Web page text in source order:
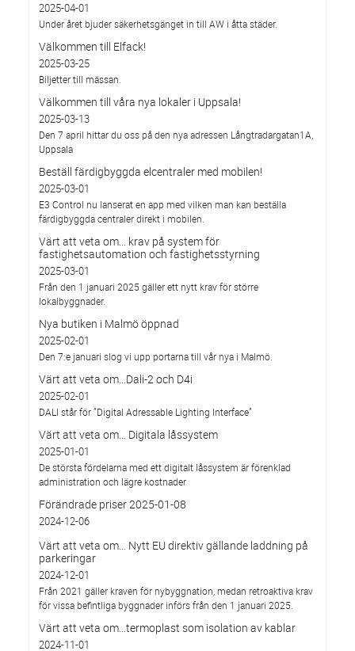
2025-04-01
Under året bjuder säkerhetsgänget in till AW i åtta städer.
Välkommen till Elfack!
2025-03-25
Biljetter till mässan.
Välkommen till våra nya lokaler i Uppsala!
2025-03-13
Den 7 april hittar du oss på den nya adressen Långtradargatan1A,
Uppsala
Beställ färdigbyggda elcentraler med mobilen!
2025-03-01
E3 Control nu lanserat en app med vilken man kan beställa
färdigbyggda centraler direkt i mobilen.
Värt att veta om... krav på system för
fastighetsautomation och fastighetsstyrning
2025-03-01
Från den 1 januari 2025 gäller ett nytt krav för större
lokalbyggnader.
Nya butiken i Malmö öppnad
2025-02-01
Den 7:e januari slog vi upp portarna till vår nya i Malmö.
Värt att veta om…Dali-2 och D4i
2025-02-01
DALI står för ”Digital Adressable Lighting Interface”
Värt att veta om… Digitala låssystem
2025-01-01
De största fördelarna med ett digitalt låssystem är förenklad
administration och lägre kostnader
Förändrade priser 2025-01-08
2024-12-06
Värt att veta om… Nytt EU direktiv gällande laddning på
parkeringar
2024-12-01
Från 2021 gäller kraven för nybyggnation, medan retroaktiva krav
för vissa befintliga byggnader införs från den 1 januari 2025.
Värt att veta om…termoplast som isolation av kablar
2024-11-01